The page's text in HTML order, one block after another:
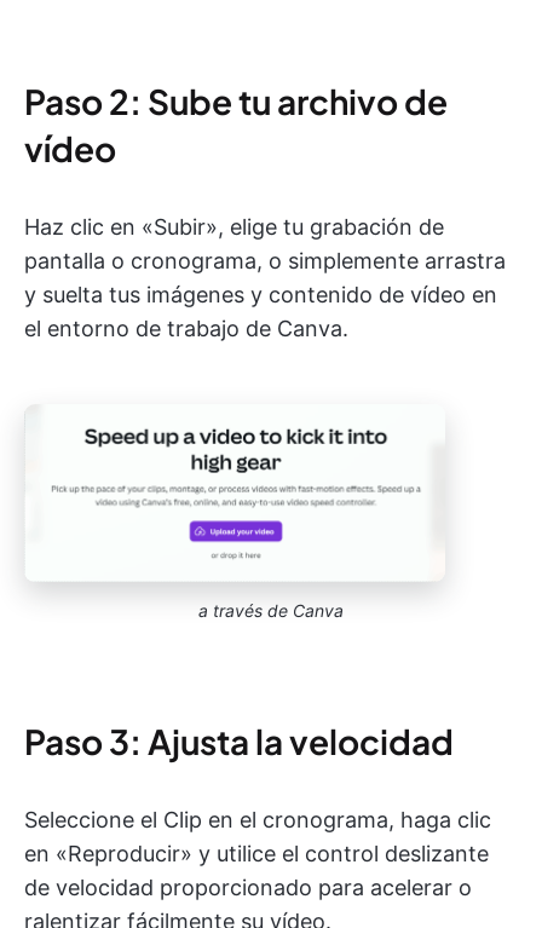
Paso 2: Sube tu archivo de
vídeo
Haz clic en «Subir», elige tu grabación de
pantalla o cronograma, o simplemente arrastra
y suelta tus imágenes y contenido de vídeo en
el entorno de trabajo de Canva.
a través de Canva
Paso 3: Ajusta la velocidad
Seleccione el Clip en el cronograma, haga clic
en «Reproducir» y utilice el control deslizante
de velocidad proporcionado para acelerar o
ralentizar fácilmente su vídeo.